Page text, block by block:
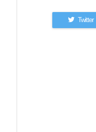
Twitter